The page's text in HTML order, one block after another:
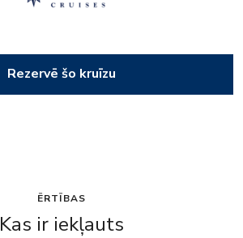
Rezervē šo kruīzu
ĒRTĪBAS
Kas ir iekļauts